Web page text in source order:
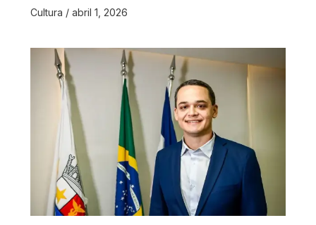
Cultura / abril 1, 2026